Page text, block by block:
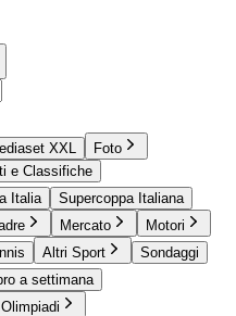
XXL
Foto
e Classifiche
Italia
Supercoppa Italiana
Mercato
Motori
Altri Sport
Sondaggi
a settimana